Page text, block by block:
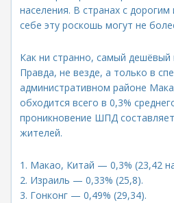
населения. В странах с
себе эту роскошь могут не
Как ни странно, самый
Правда, не везде, а только в
административном районе
обходится всего в 0,3%
проникновение ШПД
жителей.
1. Макао, Китай — 0,3% (23,42
2. Израиль — 0,33% (25,8).
3. Гонконг — 0,49% (29,34).